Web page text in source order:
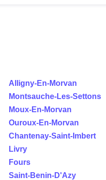
Alligny-En-Morvan
Montsauche-Les-Settons
Moux-En-Morvan
Ouroux-En-Morvan
Chantenay-Saint-Imbert
Livry
Fours
Saint-Benin-D'Azy